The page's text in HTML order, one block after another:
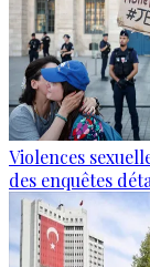
Violences
des enquêtes